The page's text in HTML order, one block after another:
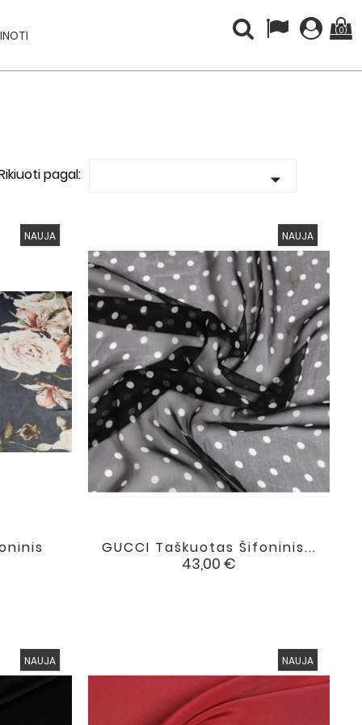
(0)
pagal: 
NAUJA NAUJA
GUCCI Taškuotas Šifoninis...
Kaina
43,00 €

NAUJA NAUJA